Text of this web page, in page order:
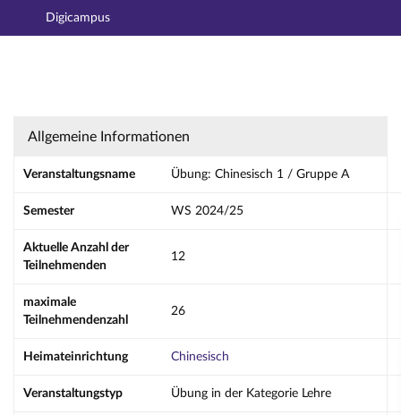
Hauptnavigation
Digicampus
Übung: Chinesisch 1 / Gruppe A - Details
Allgemeine Informationen
Veranstaltungsname Übung: Chinesisch 1 / Gruppe A
Semester WS 2024/25
Aktuelle Anzahl der
Teilnehmenden
12
maximale
Teilnehmendenzahl
26
Heimateinrichtung Chinesisch
Veranstaltungstyp Übung in der Kategorie Lehre